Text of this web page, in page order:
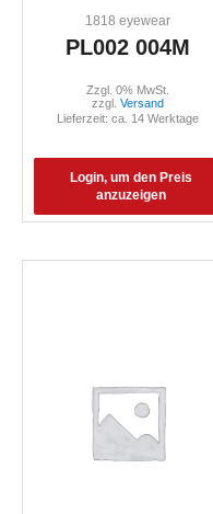
1818 eyewear
PL002 004M
Login, um den Preis
anzuzeigen
Zzgl. 0% MwSt.
zzgl. Versand
Lieferzeit: ca. 14 Werktage